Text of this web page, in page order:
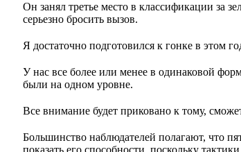
Он занял третье место в классификации за
серьезно бросить вызов.
Я достаточно подготовился к гонке в этом
У нас все более или менее в одинаковой
были на одном уровне.
Все внимание будет приковано к тому,
Большинство наблюдателей полагают, что